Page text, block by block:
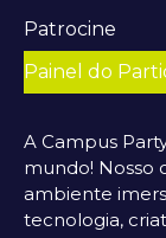
Patrocine
Painel do
A Campus
mundo! Nosso
ambiente
tecnologia,